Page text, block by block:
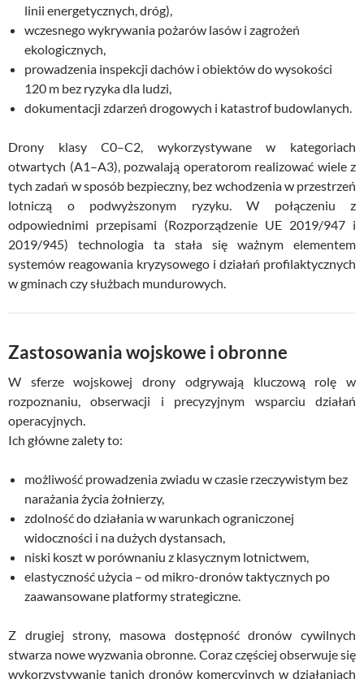
linii energetycznych, dróg),
wczesnego wykrywania pożarów lasów i zagrożeń
ekologicznych,
prowadzenia inspekcji dachów i obiektów do wysokości
120 m bez ryzyka dla ludzi,
dokumentacji zdarzeń drogowych i katastrof budowlanych.
Drony klasy C0–C2, wykorzystywane w kategoriach
otwartych (A1–A3), pozwalają operatorom realizować wiele z
tych zadań w sposób bezpieczny, bez wchodzenia w przestrzeń
lotniczą o podwyższonym ryzyku. W połączeniu z
odpowiednimi przepisami (Rozporządzenie UE 2019/947 i
2019/945) technologia ta stała się ważnym elementem
systemów reagowania kryzysowego i działań profilaktycznych
w gminach czy służbach mundurowych.
Zastosowania wojskowe i obronne
W sferze wojskowej drony odgrywają kluczową rolę w
rozpoznaniu, obserwacji i precyzyjnym wsparciu działań
operacyjnych.
Ich główne zalety to:
możliwość prowadzenia zwiadu w czasie rzeczywistym bez
narażania życia żołnierzy,
zdolność do działania w warunkach ograniczonej
widoczności i na dużych dystansach,
niski koszt w porównaniu z klasycznym lotnictwem,
elastyczność użycia – od mikro-dronów taktycznych po
zaawansowane platformy strategiczne.
Z drugiej strony, masowa dostępność dronów cywilnych
stwarza nowe wyzwania obronne. Coraz częściej obserwuje się
wykorzystywanie tanich dronów komercyjnych w działaniach